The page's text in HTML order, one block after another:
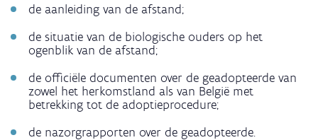
de aanleiding van de afstand;
de situatie van de biologische ouders op het
ogenblik van de afstand;
de officiële documenten over de geadopteerde van
zowel het herkomstland als van België met
betrekking tot de adoptieprocedure;
de nazorgrapporten over de geadopteerde.